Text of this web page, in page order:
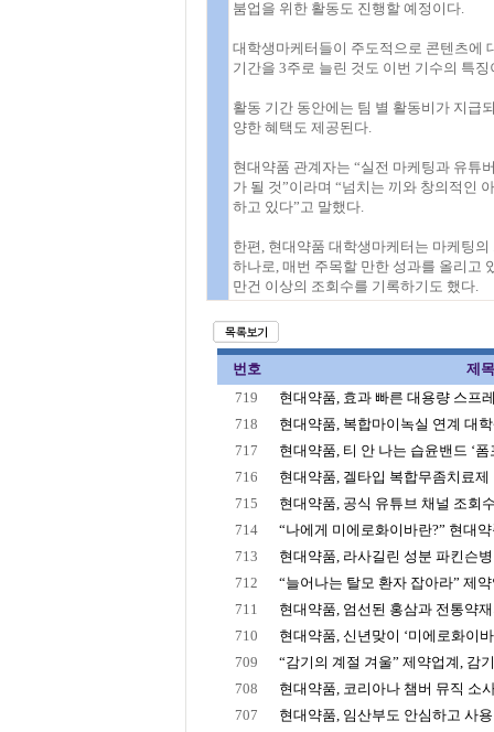
붐업을 위한 활동도 진행할 예정이다.
대학생마케터들이 주도적으로 콘텐츠에
기간을 3주로 늘린 것도 이번 기수의 특징
활동 기간 동안에는 팀 별 활동비가 지급
양한 혜택도 제공된다.
현대약품 관계자는 “실전 마케팅과 유튜
가 될 것”이라며 “넘치는 끼와 창의적인
하고 있다”고 말했다.
한편, 현대약품 대학생마케터는 마케팅
하나로, 매번 주목할 만한 성과를 올리고
만건 이상의 조회수를 기록하기도 했다.
번호
제목
719
현대약품, 효과 빠른 대용량 스프
718
현대약품, 복합마이녹실 연계 대
717
현대약품, 티 안 나는 습윤밴드 ‘폼
716
현대약품, 겔타입 복합무좀치료제
715
현대약품, 공식 유튜브 채널 조회
714
“나에게 미에로화이바란?” 현대약
713
현대약품, 라사길린 성분 파킨슨병
712
“늘어나는 탈모 환자 잡아라” 제
711
현대약품, 엄선된 홍삼과 전통약
710
현대약품, 신년맞이 ‘미에로화이
709
“감기의 계절 겨울” 제약업계, 감
708
현대약품, 코리아나 챔버 뮤직 소
707
현대약품, 임산부도 안심하고 사